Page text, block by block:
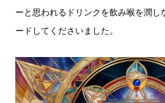
ーと思われるドリンクを飲み喉を潤し
ードしてくださいました。